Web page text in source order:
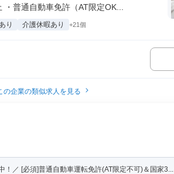
普通自動車免許（AT限定OK...
り 介護休暇あり +21個
の企業の類似求人を見る
！／ [必須]普通自動車運転免許(AT限定不可)＆国家3...